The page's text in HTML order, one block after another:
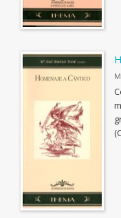
Textos Mínimos
Fuera de Carta
Sapientia
Jedoyi: estudios
Catálogo de
Puntos de Fuga
Debates
Fuera de colección
Ver todas... (33)